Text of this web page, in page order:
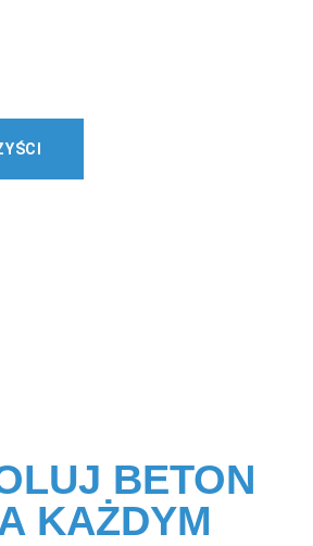
BETON
KAŻDYM